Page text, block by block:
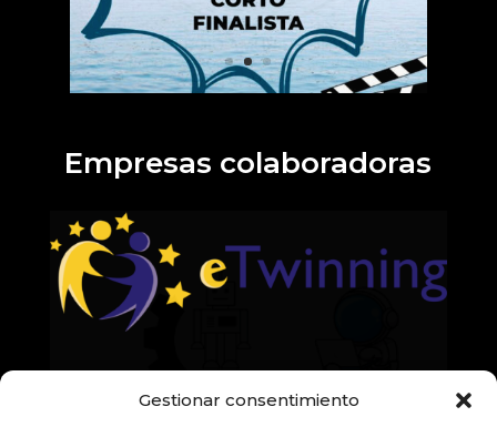
Gestionar consentimiento
Empresas colaboradoras